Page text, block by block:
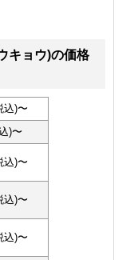
キョウ)の価格
込)〜
)〜
込)〜
込)〜
込)〜